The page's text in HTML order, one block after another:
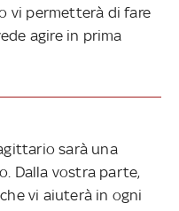
vi permetterà di fare
agire in prima
sarà una
Dalla vostra parte,
vi aiuterà in ogni